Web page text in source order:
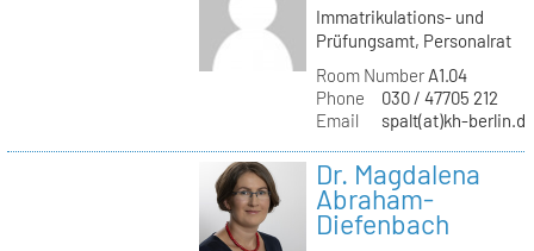
Immatrikulations- und
Prüfungsamt, Personalrat
Room NumberA1.04
Phone
030 / 47705 212
Email
spalt(at)kh-
Dr. Magdalena
Abraham-
Diefenbach